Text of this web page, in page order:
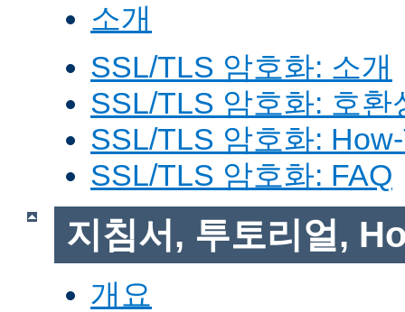
소개
SSL/TLS 암호화: 소개
SSL/TLS 암호화: 호환
SSL/TLS 암호화:
SSL/TLS 암호화: FAQ
지침서, 투토리얼,
개요